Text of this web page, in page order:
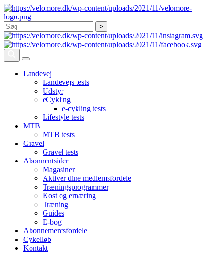
Søg
Landevej
Landevejs tests
Udstyr
eCykling
e-cykling tests
Lifestyle tests
MTB
MTB tests
Gravel
Gravel tests
Abonnentsider
Magasiner
Aktiver dine medlemsfordele
Træningsprogrammer
Kost og ernæring
Træning
Guides
E-bog
Abonnementsfordele
Cykelløb
Kontakt